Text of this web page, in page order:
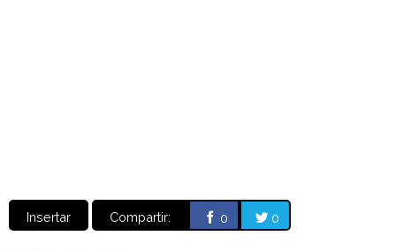
Insertar Compartir: 0 0